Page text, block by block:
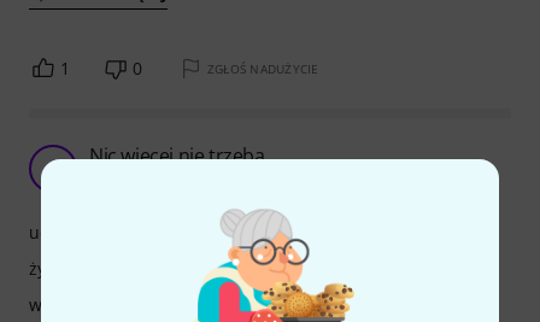
1 0 ZGŁOŚ NADUŻYCIE
B Nic więcej nie trzeba
uchwyt
żywotność
wykończenie